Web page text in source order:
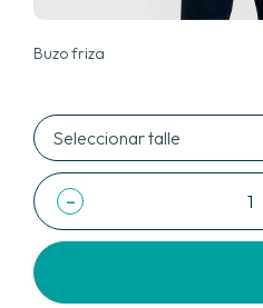
Buzo friza
-